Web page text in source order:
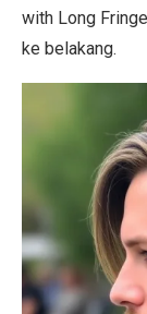
with Long
ke belakang.